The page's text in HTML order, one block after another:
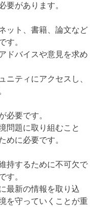
要があります。
ット、書籍、論文など
す。
ドバイスや意見を求め
ニティにアクセスし、
必要です。
問題に取り組むこと
めに必要です。
持するために不可欠で
す。
最新の情報を取り込
を守っていくことが重